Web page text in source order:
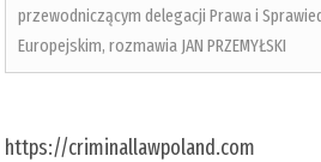
przewodniczącym delegacji Prawa i
Europejskim, rozmawia JAN PRZEMYŁSKI
https://criminallawpoland.com